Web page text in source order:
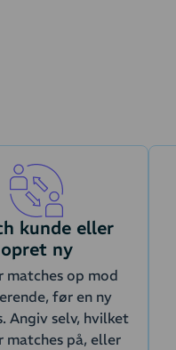
kunde eller
opret ny
matches op mod
før en ny
Angiv selv, hvilket
på, eller